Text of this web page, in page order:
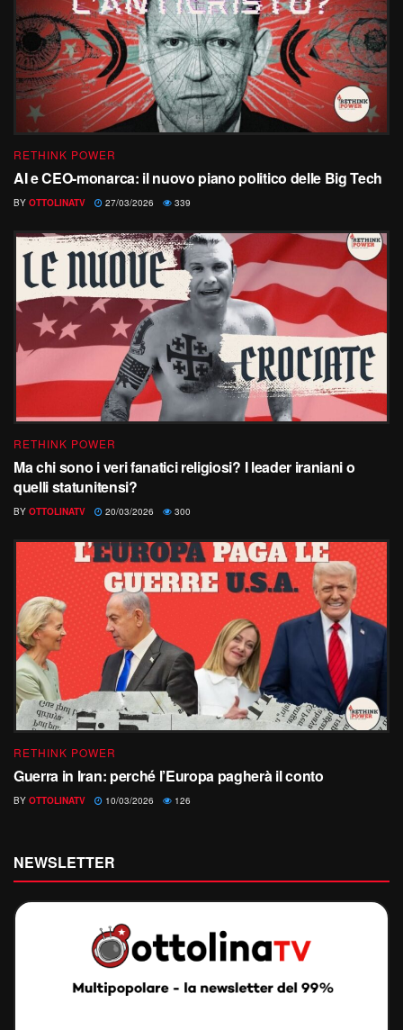
RETHINK POWER
AI e CEO-monarca: il nuovo piano politico delle Big Tech
BY OTTOLINATV 27/03/2026 339
RETHINK POWER
Ma chi sono i veri fanatici religiosi? I leader iraniani o
quelli statunitensi?
BY OTTOLINATV 20/03/2026 300
RETHINK POWER
Guerra in Iran: perché l’Europa pagherà il conto
BY OTTOLINATV 10/03/2026 126
NEWSLETTER